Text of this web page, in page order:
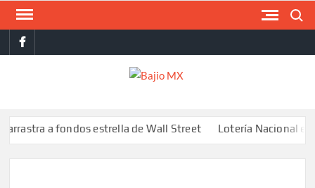
Saltar
contenidofacebook
a fondos estrella de Wall Street Lotería Nacional emite